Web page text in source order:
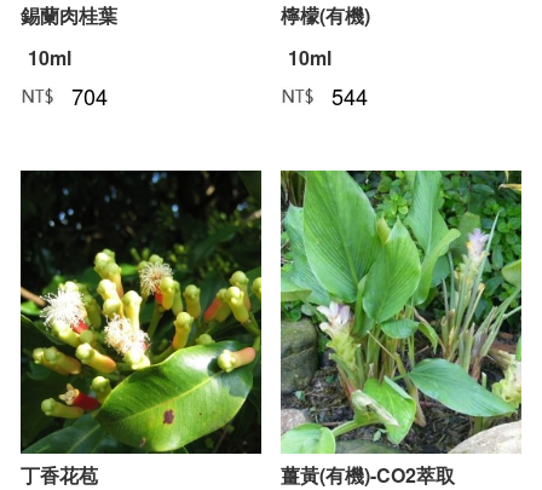
錫蘭肉桂葉
10ml
NT﹕
704
檸檬(有機)
10ml
NT﹕
544
丁香花苞
薑黃(有機)-CO2萃取